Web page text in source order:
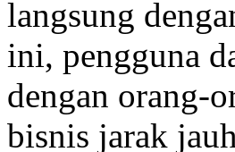
langsung
ini, pengguna
dengan orang-
bisnis jarak